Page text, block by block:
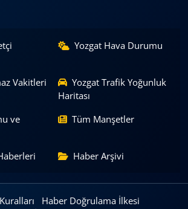
Yozgat Hava Durumu
Vakitleri
Yozgat Trafik Yoğunluk
Haritası
ve
Tüm Manşetler
Haber Arşivi
Haber Doğrulama İlkesi